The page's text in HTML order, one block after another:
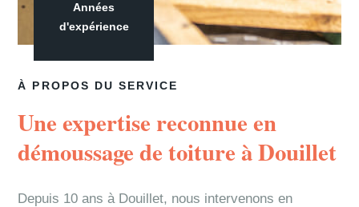
À PROPOS DU SERVICE
Une expertise reconnue en
démoussage de toiture à Douillet
Depuis 10 ans à Douillet, nous intervenons en
Années
d'expérience